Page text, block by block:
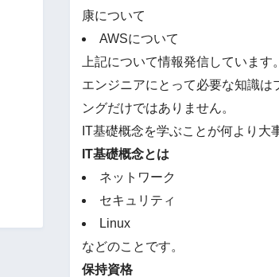
康について
AWSについて
上記について情報発信しています。
エンジニアにとって必要な知識は
ングだけではありません。
IT基礎概念を学ぶことが何より大
IT基礎概念とは
ネットワーク
セキュリティ
Linux
などのことです。
保持資格